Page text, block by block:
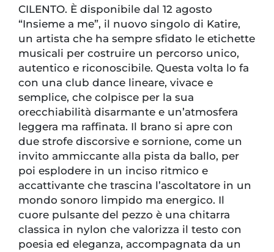
CILENTO. È disponibile dal 12 agosto
“Insieme a me”, il nuovo singolo di Katire,
un artista che ha sempre sfidato le etichette
musicali per costruire un percorso unico,
autentico e riconoscibile. Questa volta lo fa
con una club dance lineare, vivace e
semplice, che colpisce per la sua
orecchiabilità disarmante e un’atmosfera
leggera ma raffinata. Il brano si apre con
due strofe discorsive e sornione, come un
invito ammiccante alla pista da ballo, per
poi esplodere in un inciso ritmico e
accattivante che trascina l’ascoltatore in un
mondo sonoro limpido ma energico. Il
cuore pulsante del pezzo è una chitarra
classica in nylon che valorizza il testo con
poesia ed eleganza, accompagnata da un